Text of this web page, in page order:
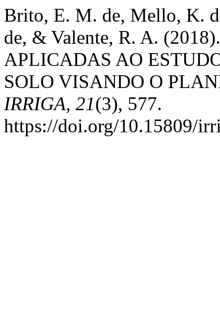
Brito, E. M. de, Mello, K.
de, & Valente, R. A.
APLICADAS AO
SOLO VISANDO O
IRRIGA, 21(3), 577.
https://doi.org/10.15809/